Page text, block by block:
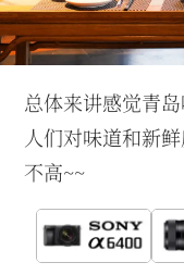
总体来讲感觉青
人们对味道和新
不高~~